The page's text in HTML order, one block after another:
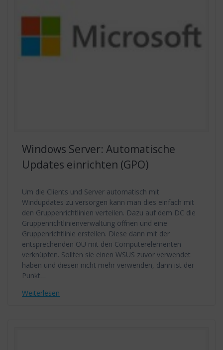
Windows Server: Automatische
Updates einrichten (GPO)
Um die Clients und Server automatisch mit
Windupdates zu versorgen kann man dies einfach mit
den Gruppenrichtlinien verteilen. Dazu auf dem DC die
Gruppenrichtlinienverwaltung öffnen und eine
Gruppenrichtlinie erstellen. Diese dann mit der
entsprechenden OU mit den Computerelementen
verknüpfen. Sollten sie einen WSUS zuvor verwendet
haben und diesen nicht mehr verwenden, dann ist der
Punkt…
Weiterlesen